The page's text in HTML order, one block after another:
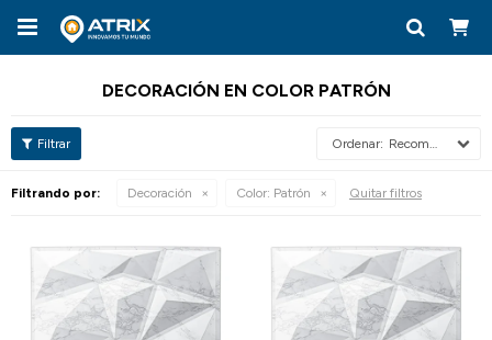

DECORACIÓN EN COLOR PATRÓN
Recomendados
Filtrando por: Decoración Color: Patrón Quitar filtros